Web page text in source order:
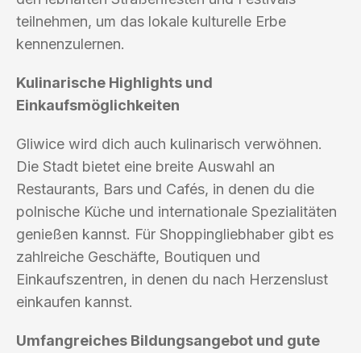
teilnehmen, um das lokale kulturelle Erbe
kennenzulernen.
Kulinarische Highlights und
Einkaufsmöglichkeiten
Gliwice wird dich auch kulinarisch verwöhnen.
Die Stadt bietet eine breite Auswahl an
Restaurants, Bars und Cafés, in denen du die
polnische Küche und internationale Spezialitäten
genießen kannst. Für Shoppingliebhaber gibt es
zahlreiche Geschäfte, Boutiquen und
Einkaufszentren, in denen du nach Herzenslust
einkaufen kannst.
Umfangreiches Bildungsangebot und gute